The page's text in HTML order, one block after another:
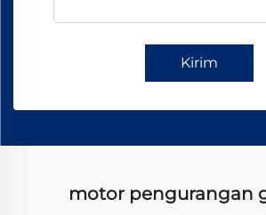
Kirim
motor pengurangan